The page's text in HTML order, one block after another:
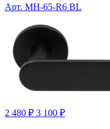
Арт. MH-65-R6 BL
2 480 ₽ 3 100 ₽